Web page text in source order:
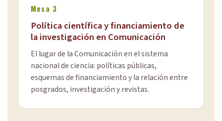
Mesa 3
Política científica y financiamiento de
la investigación en Comunicación
El lugar de la Comunicación en el sistema
nacional de ciencia: políticas públicas,
esquemas de financiamiento y la relación entre
posgrados, investigación y revistas.